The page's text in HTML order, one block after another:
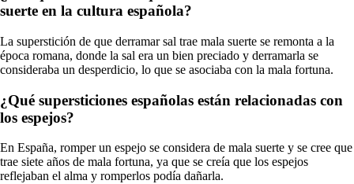
suerte en la cultura española?
La superstición de que derramar sal trae mala suerte se remonta a la
época romana, donde la sal era un bien preciado y derramarla se
consideraba un desperdicio, lo que se asociaba con la mala fortuna.
¿Qué supersticiones españolas están relacionadas con
los espejos?
En España, romper un espejo se considera de mala suerte y se cree que
trae siete años de mala fortuna, ya que se creía que los espejos
reflejaban el alma y romperlos podía dañarla.